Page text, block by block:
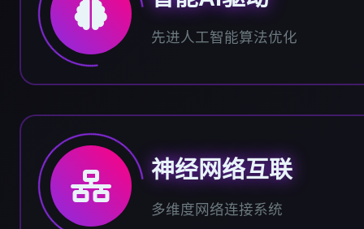
先进人工智能算法优化
神经网络互联
多维度网络连接系统